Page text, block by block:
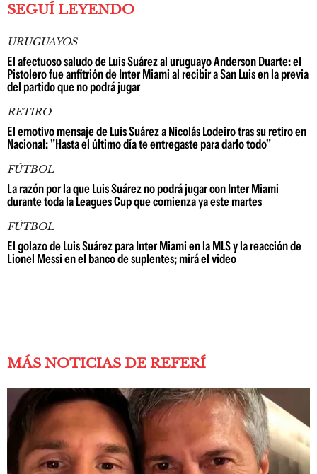
SEGUÍ LEYENDO
URUGUAYOS
El afectuoso saludo de Luis Suárez al uruguayo Anderson Duarte: el
Pistolero fue anfitrión de Inter Miami al recibir a San Luis en la previa
del partido que no podrá jugar
RETIRO
El emotivo mensaje de Luis Suárez a Nicolás Lodeiro tras su retiro en
Nacional: "Hasta el último día te entregaste para darlo todo"
FÚTBOL
La razón por la que Luis Suárez no podrá jugar con Inter Miami
durante toda la Leagues Cup que comienza ya este martes
FÚTBOL
El golazo de Luis Suárez para Inter Miami en la MLS y la reacción de
Lionel Messi en el banco de suplentes; mirá el video
MÁS NOTICIAS DE REFERÍ